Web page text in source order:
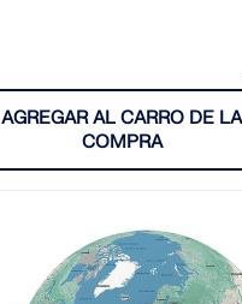
AGREGAR AL CARRO DE LA
COMPRA